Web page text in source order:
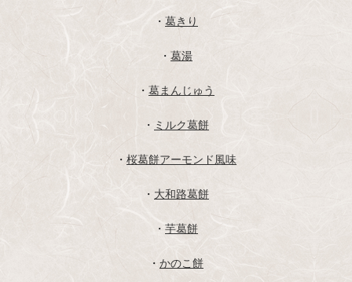
・ 葛きり
・ 葛湯
・ 葛まんじゅう
・ ミルク葛餅
・ 桜葛餅アーモンド風味
・ 大和路葛餅
・ 芋葛餅
・ かのこ餅